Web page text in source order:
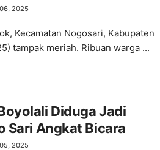
2025
Kecamatan Nogosari, Kabupaten
tampak meriah. Ribuan warga ...
Diduga Jadi
Sari Angkat Bicara
2025